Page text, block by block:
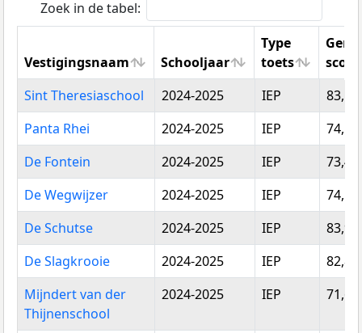
Zoek in de tabel:
Vestigingsnaam Schooljaar
Type
toets
score
Vestigingsnaam
Schooljaar
Type
toets
score
Sint Theresiaschool 2024-2025 IEP
83,17
Panta Rhei
2024-2025 IEP
74,17
De Fontein
2024-2025 IEP
73,43
De Wegwijzer
2024-2025 IEP
74,17
De Schutse
2024-2025 IEP
83,90
De Slagkrooie
2024-2025 IEP
82,80
Mijndert van der
Thijnenschool
2024-2025 IEP 71,67